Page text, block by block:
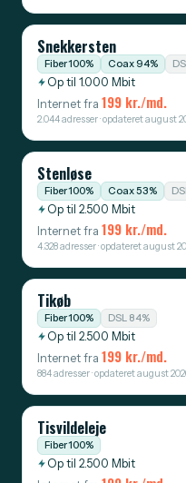
Snekkersten
Fiber 100% Coax 94%
Op til 1.000 Mbit
Internet fra 199 kr./md.
2.044 adresser · opdateret august
Stenløse
Fiber 100% Coax 53%
Op til 2.500 Mbit
Internet fra 199 kr./md.
4.328 adresser · opdateret august
Tikøb
Fiber 100% DSL 84%
Op til 2.500 Mbit
Internet fra 199 kr./md.
884 adresser · opdateret august
Tisvildeleje
Fiber 100%
Op til 2.500 Mbit